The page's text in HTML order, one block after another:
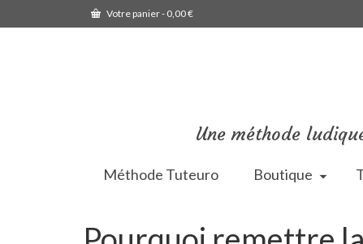
Votre panier- 0,00€
Une méthode
Méthode Tuteuro Boutique